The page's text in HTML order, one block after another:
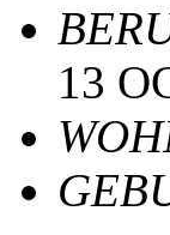
13